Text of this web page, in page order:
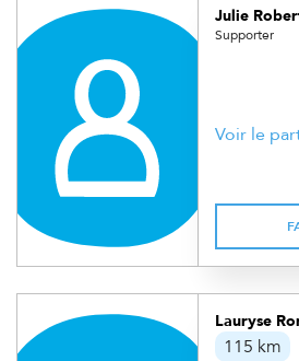
Julie
Supporter
Voir le
Lauryse
115 km